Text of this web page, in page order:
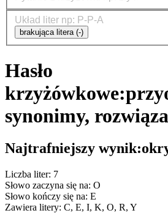
brakująca litera (-)
Hasło
krzyżówkowe:
synonimy,
Najtrafniejszy wynik:
Liczba liter: 7
Słowo zaczyna się na: O
Słowo kończy się na: E
Zawiera litery: C, E, I, K, O, R, Y